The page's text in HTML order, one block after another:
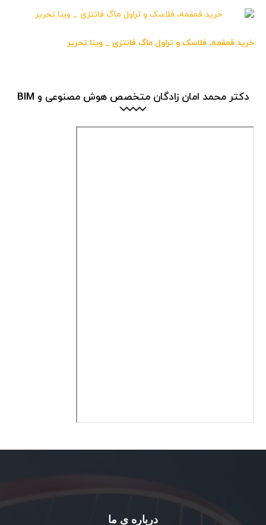
خرید قمقمه، فلاسک و تراول ماگ فانتزی _ وینا تحریر
دکتر محمد امان زادگان متخصص هوش مصنوعی و BIM
درباره ی ما